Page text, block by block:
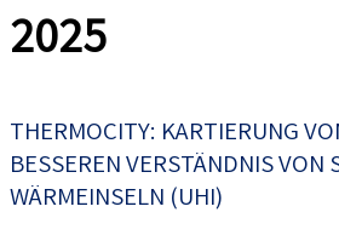
2025
THERMOCITY: KARTIERUNG
ESSEREN VERSTÄNDNIS VON
ÄRMEINSELN (UHI)